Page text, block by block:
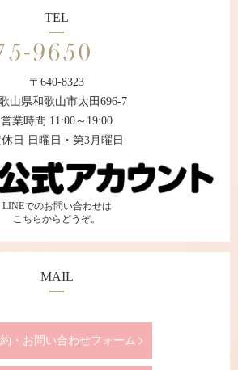
TEL
〒640-8323
山県和歌山市太田696-7
営業時間 11:00～19:00
休日 日曜日・第3月曜日
LINEでのお問い合わせは
こちらからどうぞ。
MAIL
・お問い合わせフォーム